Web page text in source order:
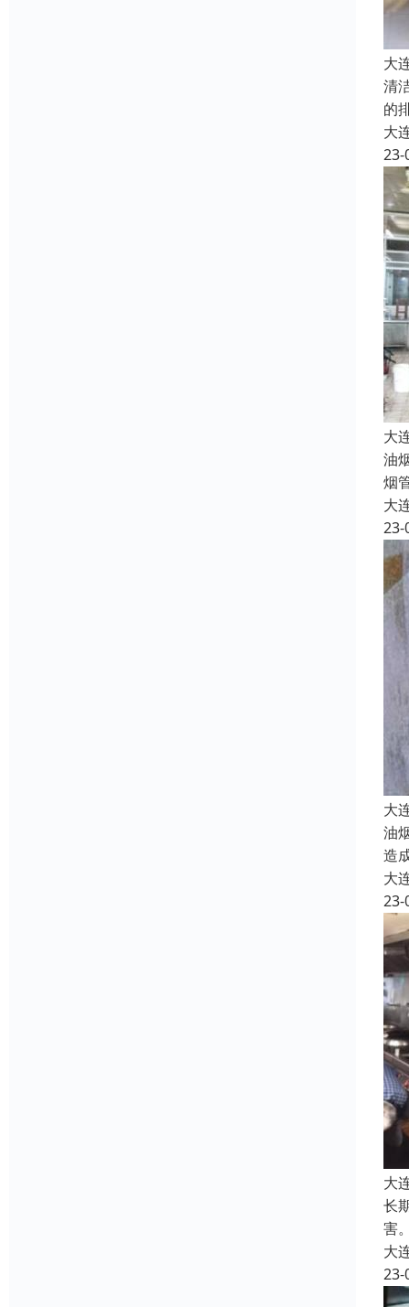
大
清
的
大
23-
大
油
烟
大
23-
大
油
造
大
23-
大
长
害
大
23-